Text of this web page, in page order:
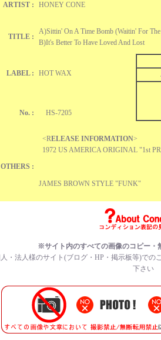
ARTIST : HONEY CONE
TITLE :
A)Sittin' On A Time Bomb (Waitin' For
B)It's Better To Have Loved And Lost
LABEL : HOT WAX
No. : HS-7205
OTHERS :
<RELEASE INFORMATION>
1972 US AMERICA ORIGINAL "1st
JAMES BROWN STYLE "FUNK"
※サイト内のすべての画像のコピー・
・法人様のサイト(ブログ・HP・掲示板等)での
下さい